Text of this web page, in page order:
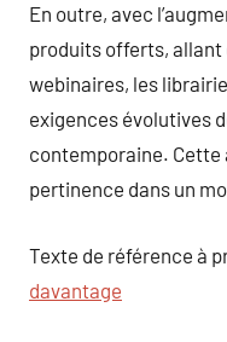
En outre, avec
produits offerts, allant
webinaires, les
exigences évolutives
contemporaine.
pertinence dans un
Texte de référence à
davantage